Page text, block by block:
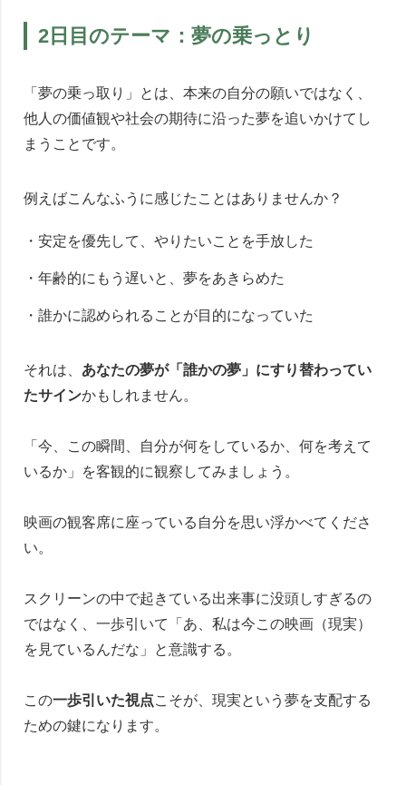
2日目のテーマ：夢の乗っとり
「夢の乗っ取り」とは、本来の自分の願いではなく、
他人の価値観や社会の期待に沿った夢を追いかけてし
まうことです。
例えばこんなふうに感じたことはありませんか？
・安定を優先して、やりたいことを手放した
・年齢的にもう遅いと、夢をあきらめた
・誰かに認められることが目的になっていた
それは、 あなたの夢が「誰かの夢」にすり替わってい
たサインかもしれません。
「今、この瞬間、自分が何をしているか、何を考えて
いるか」を客観的に観察してみましょう。
映画の観客席に座っている自分を思い浮かべてくださ
い。
スクリーンの中で起きている出来事に没頭しすぎるの
ではなく、一歩引いて「あ、私は今この映画（現実）
を見ているんだな」と意識する。
この一歩引いた視点こそが、現実という夢を支配する
ための鍵になります。